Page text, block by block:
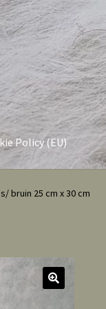
Policy (EU)
bruin 25 cm x 30 cm